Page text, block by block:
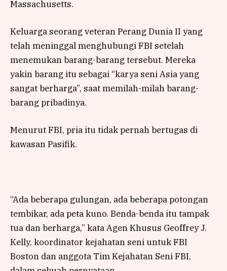
Massachusetts.
Keluarga seorang veteran Perang Dunia II yang
telah meninggal menghubungi FBI setelah
menemukan barang-barang tersebut. Mereka
yakin barang itu sebagai “karya seni Asia yang
sangat berharga”, saat memilah-milah barang-
barang pribadinya.
Menurut FBI, pria itu tidak pernah bertugas di
kawasan Pasifik.
“Ada beberapa gulungan, ada beberapa potongan
tembikar, ada peta kuno. Benda-benda itu tampak
tua dan berharga,” kata Agen Khusus Geoffrey J.
Kelly, koordinator kejahatan seni untuk FBI
Boston dan anggota Tim Kejahatan Seni FBI,